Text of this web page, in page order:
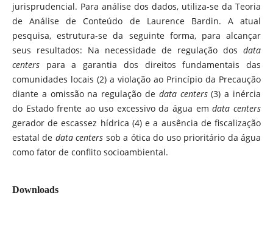
jurisprudencial. Para análise dos dados, utiliza-se da Teoria
de Análise de Conteúdo de Laurence Bardin. A atual
pesquisa, estrutura-se da seguinte forma, para alcançar
seus resultados: Na necessidade de regulação dosdata
centerspara a garantia dos direitos fundamentais das
comunidades locais (2) a violação ao Princípio da Precaução
diante a omissão na regulação de data centers(3) a inércia
do Estado frente ao uso excessivo da água emdata centers
gerador de escassez hídrica (4) e a ausência de fiscalização
estatal de data centers sob a ótica do uso prioritário da água
como fator de conflito socioambiental.
Downloads